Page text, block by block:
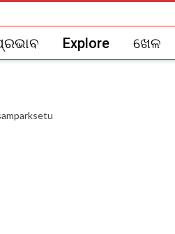
Explore ଖେଳ